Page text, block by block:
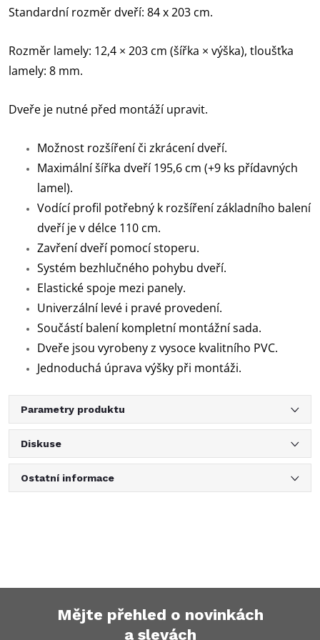
‎Standardní rozměr dveří: 84 x 203 cm.
Rozměr lamely: 12,4 × 203 cm (šířka × výška), tloušťka
lamely: 8 mm.
Dveře je nutné před montáží upravit.
Možnost rozšíření či zkrácení dveří.
Maximální šířka dveří 195,6 cm (+9 ks přídavných
lamel).
Vodící profil potřebný k rozšíření základního balení
dveří je v délce 110 cm.
Zavření dveří pomocí stoperu.
Systém bezhlučného pohybu dveří.
Elastické spoje mezi panely.
Univerzální levé i pravé provedení.
Součástí balení kompletní montážní sada.
Dveře jsou vyrobeny z vysoce kvalitního PVC.
Jednoduchá úprava výšky při montáži.
Parametry produktu
Diskuse
Ostatní informace
Mějte přehled o novinkách
a slevách